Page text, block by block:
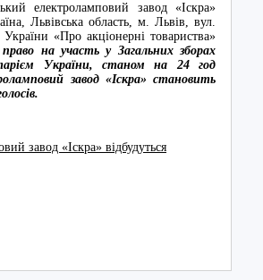
завод «Іскра»
Львівська область, м. Львів, вул.
«Про акціонерні товариства»
на участь у Загальних зборах
України, станом на 24 год
завод «Іскра» становить
завод «Іскра» відбудуться